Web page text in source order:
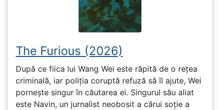
The Furious (2026)
După ce fiica lui Wang Wei este răpită de o rețea
criminală, iar poliția coruptă refuză să îl ajute, Wei
pornește singur în căutarea ei. Singurul său aliat
este Navin, un jurnalist neobosit a cărui soție a